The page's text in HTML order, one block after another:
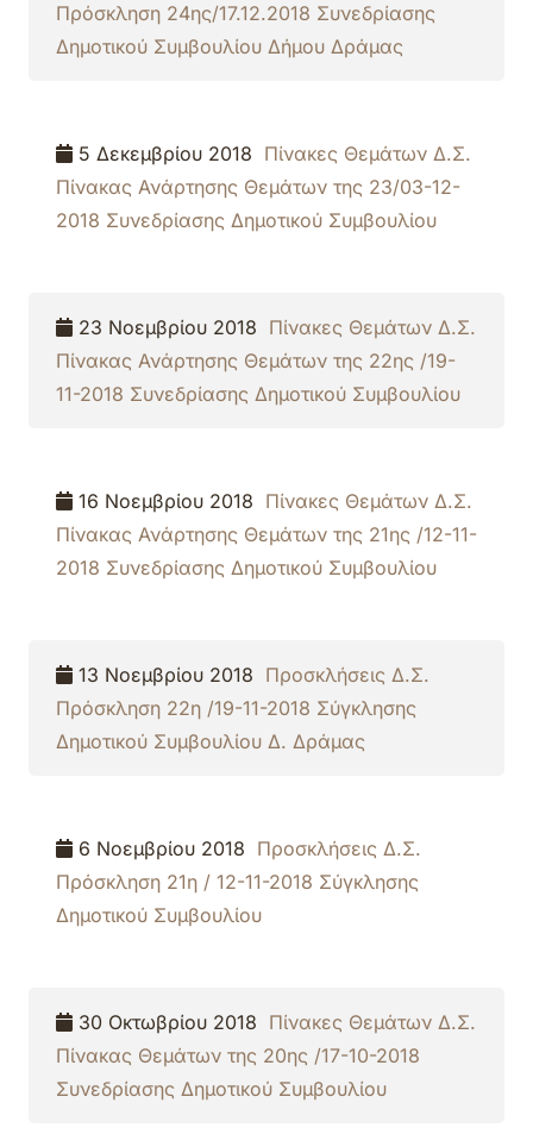
Πρόσκληση 24ης/17.12.2018 Συνεδρίασης
Δημοτικού Συμβουλίου Δήμου Δράμας
5 Δεκεμβρίου 2018 Πίνακες Θεμάτων Δ.Σ.
Πίνακας Ανάρτησης Θεμάτων της 23/03-12-
2018 Συνεδρίασης Δημοτικού Συμβουλίου
23 Νοεμβρίου 2018 Πίνακες Θεμάτων Δ.Σ.
Πίνακας Ανάρτησης Θεμάτων της 22ης /19-
11-2018 Συνεδρίασης Δημοτικού Συμβουλίου
16 Νοεμβρίου 2018 Πίνακες Θεμάτων Δ.Σ.
Πίνακας Ανάρτησης Θεμάτων της 21ης /12-11-
2018 Συνεδρίασης Δημοτικού Συμβουλίου
13 Νοεμβρίου 2018 Προσκλήσεις Δ.Σ.
Πρόσκληση 22η /19-11-2018 Σύγκλησης
Δημοτικού Συμβουλίου Δ. Δράμας
6 Νοεμβρίου 2018 Προσκλήσεις Δ.Σ.
Πρόσκληση 21η / 12-11-2018 Σύγκλησης
Δημοτικού Συμβουλίου
30 Οκτωβρίου 2018 Πίνακες Θεμάτων Δ.Σ.
Πίνακας Θεμάτων της 20ης /17-10-2018
Συνεδρίασης Δημοτικού Συμβουλίου